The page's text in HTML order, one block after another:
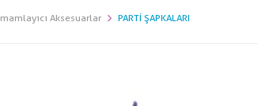
Aksesuarlar PARTI ŞAPKALARI